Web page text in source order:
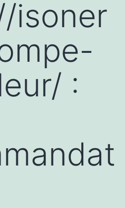
isoner
: